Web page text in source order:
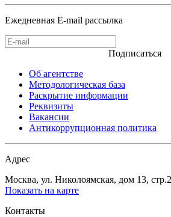
Ежедневная E-mail рассылка
Подписаться
Об агентстве
Методологическая база
Раскрытие информации
Реквизиты
Вакансии
Антикоррупционная политика
Адрес
Москва, ул. Николоямская, дом 13, стр.2
Показать на карте
Контакты